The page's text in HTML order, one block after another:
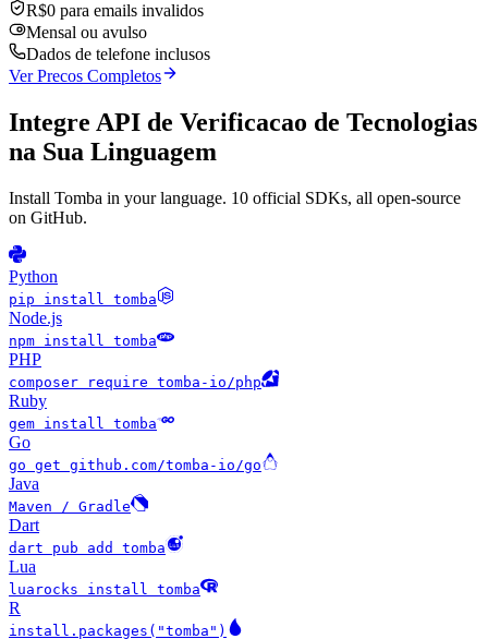
R$0 para emails invalidos
Mensal ou avulso
Dados de telefone inclusos
Ver Precos Completos
Integre API de Verificacao de Tecnologias
na Sua Linguagem
Install Tomba in your language. 10 official SDKs, all open-source
on GitHub.
Python
pip install tomba
Node.js
npm install tomba
PHP
composer require tomba-io/php
Ruby
gem install tomba
Go
go get github.com/tomba-io/go
Java
Maven / Gradle
Dart
dart pub add tomba
Lua
luarocks install tomba
R
install.packages("tomba")